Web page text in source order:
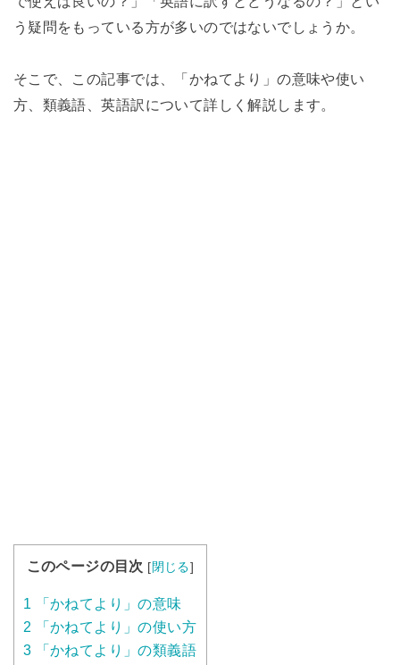
う疑問をもっている方が多いのではないでしょうか。
そこで、この記事では、「かねてより」の意味や使い
方、類義語、英語訳について詳しく解説します。
このページの目次 [閉じる]
1 「かねてより」の意味
2 「かねてより」の使い方
3 「かねてより」の類義語